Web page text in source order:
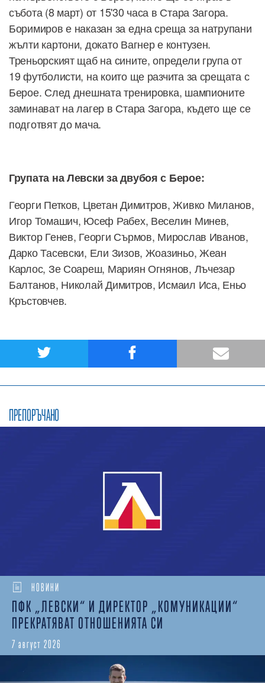
събота (8 март) от 15'30 часа в Стара Загора.
Боримиров е наказан за една среща за натрупани
жълти картони, докато Вагнер е контузен.
Треньорският щаб на сините, определи група от
19 футболисти, на които ще разчита за срещата с
Берое. След днешната тренировка, шампионите
заминават на лагер в Стара Загора, където ще се
подготвят до мача.
Групата на Левски за двубоя с Берое:
Георги Петков, Цветан Димитров, Живко Миланов,
Игор Томашич, Юсеф Рабех, Веселин Минев,
Виктор Генев, Георги Сърмов, Мирослав Иванов,
Дарко Тасевски, Ели Зизов, Жоазиньо, Жеан
Карлос, Зе Соареш, Мариян Огнянов, Лъчезар
Балтанов, Николай Димитров, Исмаил Иса, Еньо
Кръстовчев.
ПРЕПОРЪЧАНО
НОВИНИ
ПФК „ЛЕВСКИ“ И ДИРЕКТОР „КОМУНИКАЦИИ“
ПРЕКРАТЯВАТ ОТНОШЕНИЯТА СИ
7 август 2026